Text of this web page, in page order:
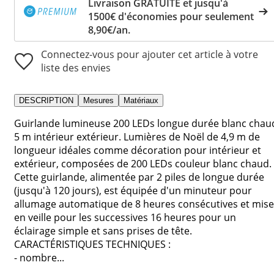
Livraison GRATUITE et jusqu'à
1500€ d'économies pour seulement
8,90€/an.
Connectez-vous pour ajouter cet article à votre
liste des envies
DESCRIPTION Mesures Matériaux
Guirlande lumineuse 200 LEDs longue durée blanc
5 m intérieur extérieur. Lumières de Noël de 4,9 m de
longueur idéales comme décoration pour intérieur et
extérieur, composées de 200 LEDs couleur blanc chaud.
Cette guirlande, alimentée par 2 piles de longue durée
(jusqu'à 120 jours), est équipée d'un minuteur pour
allumage automatique de 8 heures consécutives et mise
en veille pour les successives 16 heures pour un
éclairage simple et sans prises de tête.
CARACTÉRISTIQUES TECHNIQUES :
- nombre...